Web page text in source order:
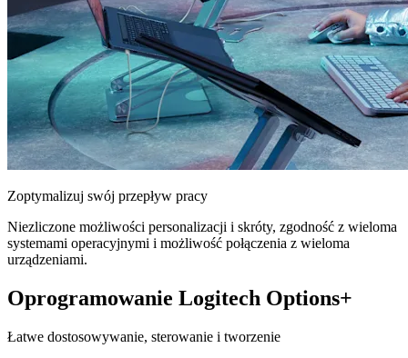
Zoptymalizuj swój przepływ pracy
Niezliczone możliwości personalizacji i skróty, zgodność z wieloma
systemami operacyjnymi i możliwość połączenia z wieloma
urządzeniami.
Oprogramowanie Logitech Options+
Łatwe dostosowywanie, sterowanie i tworzenie